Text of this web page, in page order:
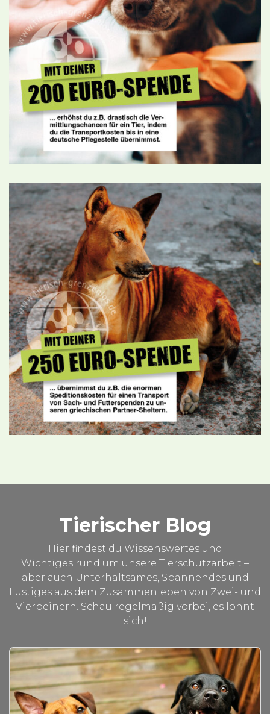
Tierischer Blog
Hier findest du Wissenswertes und
Wichtiges rund um unsere Tierschutzarbeit –
aber auch Unterhaltsames, Spannendes und
Lustiges aus dem Zusammenleben von Zwei- und
Vierbeinern. Schau regelmäßig vorbei, es lohnt
sich!